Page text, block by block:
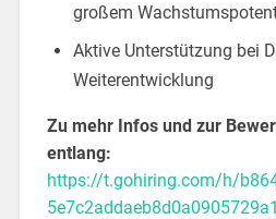
großem
Aktive Unterstützung bei
Weiterentwicklung
Zu mehr Infos und zur
entlang:
https://t.gohiring.com/h/